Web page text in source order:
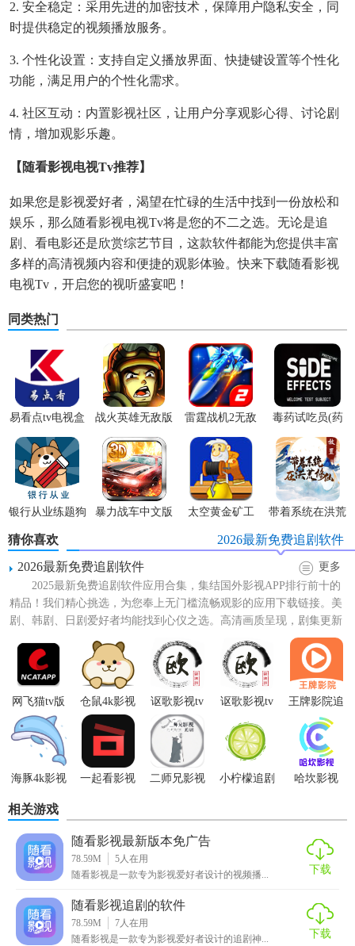
2. 安全稳定：采用先进的加密技术，保障用户隐私安全，同
时提供稳定的视频播放服务。
3. 个性化设置：支持自定义播放界面、快捷键设置等个性化
功能，满足用户的个性化需求。
4. 社区互动：内置影视社区，让用户分享观影心得、讨论剧
情，增加观影乐趣。
【随看影视电视Tv推荐】
如果您是影视爱好者，渴望在忙碌的生活中找到一份放松和
娱乐，那么随看影视电视Tv将是您的不二之选。无论是追
剧、看电影还是欣赏综艺节目，这款软件都能为您提供丰富
多样的高清视频内容和便捷的观影体验。快来下载随看影视
电视Tv，开启您的视听盛宴吧！
同类热门
易看点tv电视盒
子免广告版
战火英雄无敌版
雷霆战机2无敌
版
毒药试吃员(药
丸轮盘)
银行从业练题狗 暴力战车中文版 太空黄金矿工
带着系统在洪荒
修仙免广告版
猜你喜欢
2026最新免费追剧软件
2026最新免费追剧软件
更多
2025最新免费追剧软件应用合集，集结国外影视APP排行前十的
精品！我们精心挑选，为您奉上无门槛流畅观影的应用下载链接。美
剧、韩剧、日剧爱好者均能找到心仪之选。高清画质呈现，剧集更新
网飞猫tv版
免登陆
仓鼠4k影视
最新版
讴歌影视tv
版最新版
讴歌影视tv
王牌影院追
剧app
海豚4k影视
一起看影视
二师兄影视
小柠檬追剧
哈坎影视
相关游戏
随看影视最新版本免广告
78.59M 5人在用
随看影视是一款专为影视爱好者设计的视频播...
下载
随看影视追剧的软件
78.59M 7人在用
随看影视是一款专为影视爱好者设计的追剧神...
下载